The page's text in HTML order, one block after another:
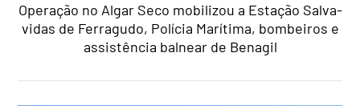
Operação no Algar Seco mobilizou a Estação Salva-
vidas de Ferragudo, Polícia Marítima, bombeiros e
assistência balnear de Benagil